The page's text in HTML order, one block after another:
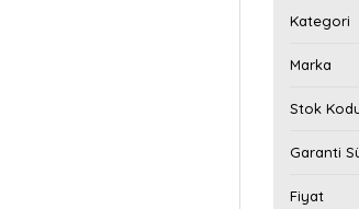
Kategori
Marka
Stok
Garanti
Fiyat